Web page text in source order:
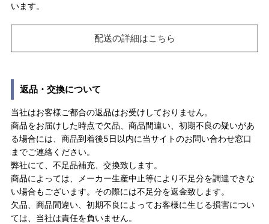
います。
配送の詳細はこちら
返品・交換について
当社はお客様ご都合の返品はお受けしておりません。
商品をお届けした時点で欠品、商品間違い、初期不良の疑いがあ
る場合には、商品到着後5日以内に当サイトのお問い合わせ窓口
までご連絡ください。
弊社にて、不足品補充、交換致します。
商品によっては、メーカー生産中止等により不足分を調達できな
い場合もございます。その際には不足分を返金致します。
欠品、商品間違い、初期不良によってお客様に生じる損害につい
ては、当社は責任を負いません。